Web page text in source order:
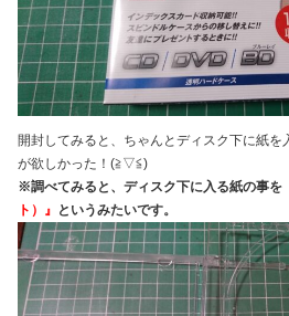
開封してみると、ちゃんとディスク下に紙を
が欲しかった！(≧▽≦)
※調べてみると、ディスク下に入る紙の事を
ト）』 というみたいです。